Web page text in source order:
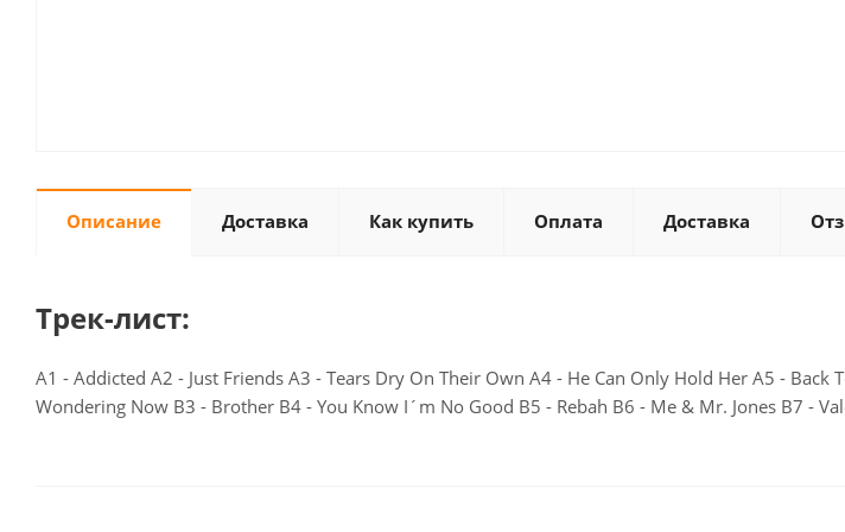
Описание Доставка Как купить Оплата Доставка
Трек-лист:
A1 - Addicted A2 - Just Friends A3 - Tears Dry On Their Own A4 - He Can Only Hold Her A5 -
Wondering Now B3 - Brother B4 - You Know I´m No Good B5 - Rebah B6 - Me & Mr. Jones B7 -